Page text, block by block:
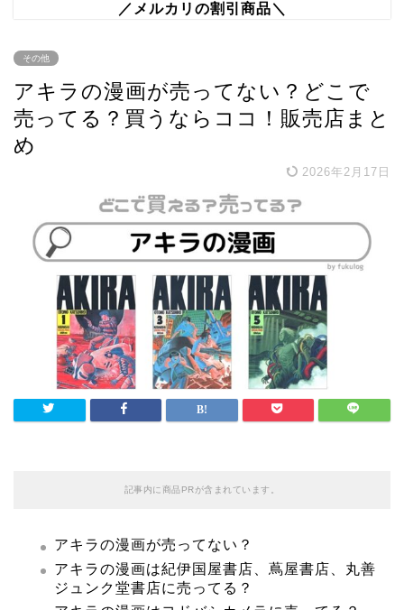
／メルカリの割引商品＼
その他
アキラの漫画が売ってない？どこで
売ってる？買うならココ！販売店まと
め
2026年2月17日
記事内に商品PRが含まれています。
アキラの漫画が売ってない？
アキラの漫画は紀伊国屋書店、蔦屋書店、丸善
ジュンク堂書店に売ってる？